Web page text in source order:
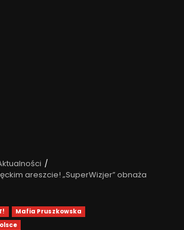
areszcie! „SuperWizjer” obnaża
Mafia Pruszkowska